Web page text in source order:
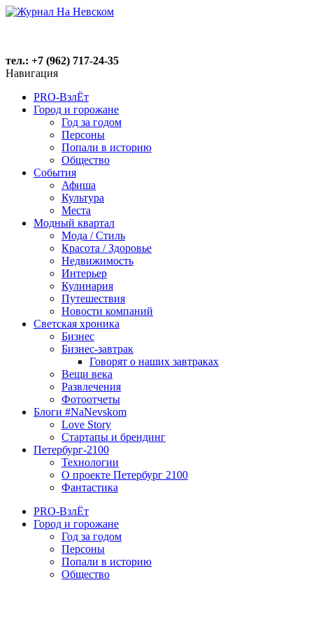
тел.: +7 (962) 717-24-35
Навигация
PRO-ВзлЁт
Город и горожане
Год за годом
Персоны
Попали в историю
Общество
События
Афиша
Культура
Места
Модный квартал
Мода / Стиль
Красота / Здоровье
Недвижимость
Интерьер
Кулинария
Путешествия
Новости компаний
Светская хроника
Бизнес
Бизнес-завтрак
Говорят о наших завтраках
Вещи века
Развлечения
Фотоотчеты
Блоги #NaNevskom
Love Story
Стартапы и брендинг
Петербург-2100
Технологии
О проекте Петербург 2100
Фантастика
PRO-ВзлЁт
Город и горожане
Год за годом
Персоны
Попали в историю
Общество